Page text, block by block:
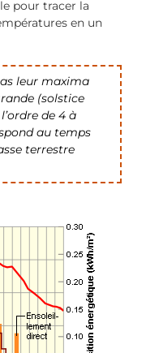
pour tracer la
en un
leur maxima
(solstice
de 4 à
au temps
terrestre